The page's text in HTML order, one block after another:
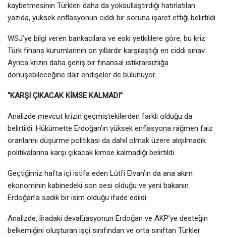
kaybetmesinin Türkleri daha da yoksullaştırdığı hatırlatılan
yazıda, yüksek enflasyonun ciddi bir soruna işaret ettiği belirtildi.
WSJ’ye bilgi veren bankacılara ve eski yetkililere göre, bu kriz
Türk finans kurumlarının on yıllardır karşılaştığı en ciddi sınav.
Ayrıca krizin daha geniş bir finansal istikrarsızlığa
dönüşebileceğine dair endişeler de bulunuyor.
“KARŞI ÇIKACAK KİMSE KALMADI”
Analizde mevcut krizin geçmiştekilerden farklı olduğu da
belirtildi. Hükümette Erdoğan’ın yüksek enflasyona rağmen faiz
oranlarını düşürme politikası da dahil olmak üzere alışılmadık
politikalarına karşı çıkacak kimse kalmadığı belirtildi.
Geçtiğimiz hafta içi istifa eden Lütfi Elvan’ın da ana akım
ekonominin kabinedeki son sesi olduğu ve yeni bakanın
Erdoğan’a sadık bir isim olduğu ifade edildi.
Analizde, liradaki devalüasyonun Erdoğan ve AKP’ye desteğin
belkemiğini oluşturan işçi sınıfından ve orta sınıftan Türkler